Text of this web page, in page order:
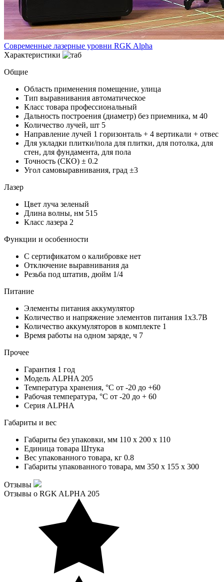
Современные лазерные уровни RGK Alpha
Характеристики
Общие
Область применения помещение, улица
Тип выравнивания автоматическое
Класс товара профессиональный
Дальность построения (диаметр) без приемника, м 40
Количество лучей, шт 5
Направление лучей 1 горизонталь + 4 вертикали + отвес
Для укладки плитки/пола для плитки, для потолка, для
стен, для фундамента, для пола
Точность (СКО) ± 0.2
Угол самовыравнивания, град ±3
Лазер
Цвет луча зеленый
Длина волны, нм 515
Класс лазера 2
Функции и особенности
С сертификатом о калибровке нет
Отключение выравнивания да
Резьба под штатив, дюйм 1/4
Питание
Элементы питания аккумулятор
Количество и напряжение элементов питания 1х3.7В
Количество аккумуляторов в комплекте 1
Время работы на одном заряде, ч 7
Прочее
Гарантия 1 год
Модель ALPHA 205
Температура хранения, °С от -20 до +60
Рабочая температура, °С от -20 до + 60
Серия ALPHA
Габариты и вес
Габариты без упаковки, мм 110 x 200 x 110
Единица товара Штука
Вес упакованного товара, кг 0.8
Габариты упакованного товара, мм 350 x 155 x 300
Отзывы
Отзывы о RGK ALPHA 205